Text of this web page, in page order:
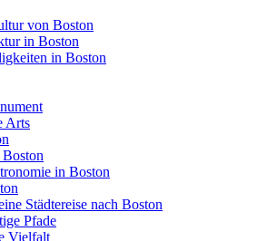
von Boston
in Boston
in Boston
Arts
in Boston
Städtereise nach Boston
Pfade
Vielfalt